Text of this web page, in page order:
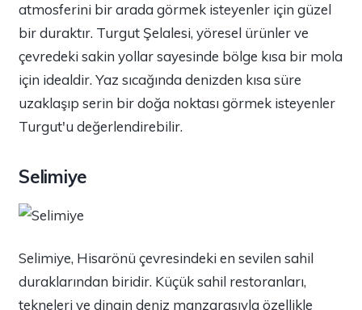
atmosferini bir arada görmek isteyenler için güzel
bir duraktır. Turgut Şelalesi, yöresel ürünler ve
çevredeki sakin yollar sayesinde bölge kısa bir mola
için idealdir. Yaz sıcağında denizden kısa süre
uzaklaşıp serin bir doğa noktası görmek isteyenler
Turgut'u değerlendirebilir.
Selimiye
Selimiye, Hisarönü çevresindeki en sevilen sahil
duraklarından biridir. Küçük sahil restoranları,
tekneleri ve dingin deniz manzarasıyla özellikle